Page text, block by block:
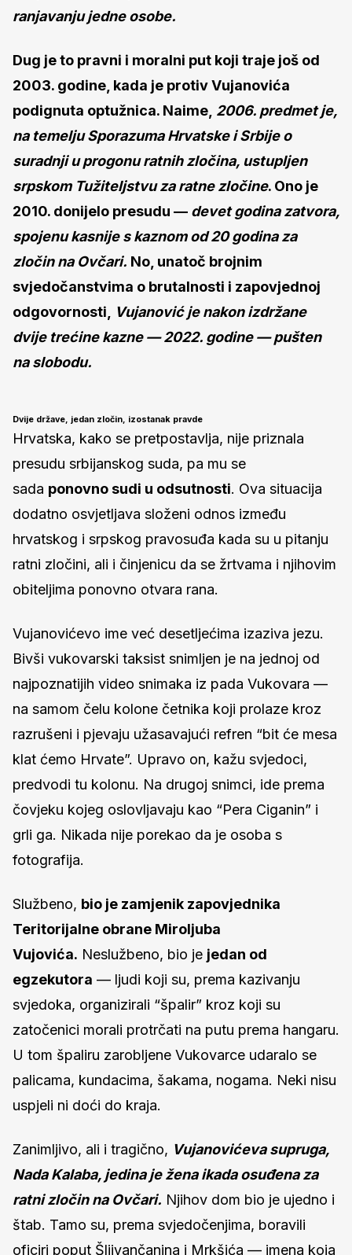
ranjavanju jedne osobe.
Dug je to pravni i moralni put koji traje još od
2003. godine, kada je protiv Vujanovića
podignuta optužnica. Naime, 2006. predmet je,
na temelju Sporazuma Hrvatske i Srbije o
suradnji u progonu ratnih zločina, ustupljen
srpskom Tužiteljstvu za ratne zločine. Ono je
2010. donijelo presudu — devet godina zatvora,
spojenu kasnije s kaznom od 20 godina za
zločin na Ovčari. No, unatoč brojnim
svjedočanstvima o brutalnosti i zapovjednoj
odgovornosti,
Vujanović je nakon izdržane
dvije trećine kazne — 2022. godine — pušten
na slobodu.
Dvije države, jedan zločin, izostanak pravde
Hrvatska, kako se pretpostavlja, nije priznala
presudu srbijanskog suda, pa mu se
sada ponovno sudi u odsutnosti. Ova situacija
dodatno osvjetljava složeni odnos između
hrvatskog i srpskog pravosuđa kada su u pitanju
ratni zločini, ali i činjenicu da se žrtvama i njihovim
obiteljima ponovno otvara rana.
Vujanovićevo ime već desetljećima izaziva jezu.
Bivši vukovarski taksist snimljen je na jednoj od
najpoznatijih video snimaka iz pada Vukovara —
na samom čelu kolone četnika koji prolaze kroz
razrušeni i pjevaju užasavajući refren “bit će mesa
klat ćemo Hrvate”. Upravo on, kažu svjedoci,
predvodi tu kolonu. Na drugoj snimci, ide prema
čovjeku kojeg oslovljavaju kao “Pera Ciganin” i
grli ga. Nikada nije porekao da je osoba s
fotografija.
Službeno, bio je zamjenik zapovjednika
Teritorijalne obrane Miroljuba
Vujovića. Neslužbeno, bio je jedan od
egzekutora — ljudi koji su, prema kazivanju
svjedoka, organizirali “špalir” kroz koji su
zatočenici morali protrčati na putu prema hangaru.
U tom špaliru zarobljene Vukovarce udaralo se
palicama, kundacima, šakama, nogama. Neki nisu
uspjeli ni doći do kraja.
Zanimljivo, ali i tragično, Vujanovićeva supruga,
Nada Kalaba, jedina je žena ikada osuđena za
ratni zločin na Ovčari. Njihov dom bio je ujedno i
štab. Tamo su, prema svjedočenjima, boravili
oficiri poput Šljivančanina i Mrkšića — imena koja